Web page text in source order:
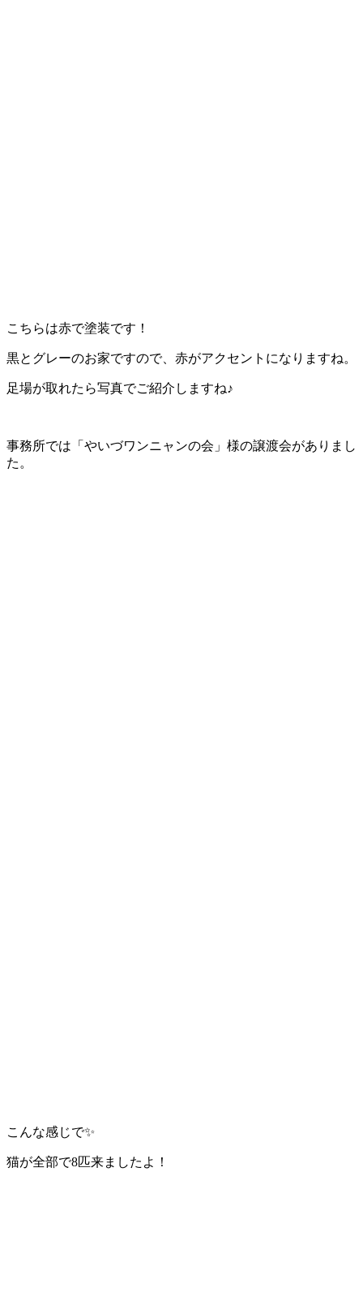
こちらは赤で塗装です！
黒とグレーのお家ですので、赤がアクセントになりますね。
足場が取れたら写真でご紹介しますね♪
事務所では「やいづワンニャンの会」様の譲渡会がありまし
た。
こんな感じで✨
猫が全部で8匹来ましたよ！